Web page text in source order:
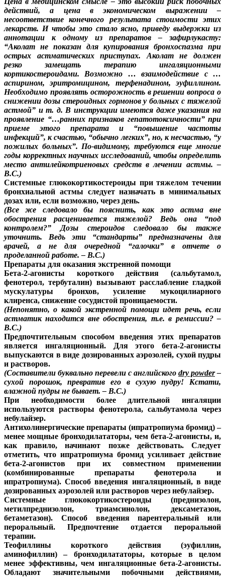
действий, а цена в экономическом выражении –
несоответствие конечного результата стоимости этих
лекарств. И чтобы это стало ясно, приведу выдержки из
аннотации к одному из препаратов – зафирлукасту:
“Аколат не показан для купирования бронхоспазма при
острых астматических приступах. Аколат не должен
резко замещать терапию ингаляционными
кортикостероидами. Возможно … взаимодействие с …
аспирином, эритромицином, терфенадином, эуфиллином.
Необходимо проявлять осторожность в решении вопроса о
снижении дозы стероидных гормонов у больных с тяжелой
астмой” и т. д. В инструкции имеются даже указания на
проявление “…ранних признаков гепатотоксичности” при
приеме этого препарата и “повышение частоты
инфекций”, к счастью, “обычно легких”, но, к несчастью, “у
пожилых больных”. По-видимому, требуются еще многие
годы корректных научных исследований, чтобы определить
место антилейкотриеновых средств в лечении астмы. –
В.С.)
Системные глюкокортикостероиды при тяжелом течении
бронхиальной астмы следует назначать в минимальных
дозах или, если возможно, через день.
(Все же следовало бы пояснить, как это астма вне
обострения расценивается тяжелой? Ведь она “под
контролем?” Дозы стероидов следовало бы также
уточнить. Ведь эти “стандарты” предназначены для
врачей, а не для очередной “галочки” в отчете о
проделанной работе. – В.С.)
Препараты для оказания экстренной помощи
Бета-2-агонисты короткого действия (сальбутамол,
фенотерол, тербуталин) вызывают расслабление гладкой
мускулатуры бронхов, усиление мукоцилиарного
клиренса, снижение сосудистой проницаемости.
(Непонятно, о какой экстренной помощи идет речь, если
астматик находится вне обострения, т.е. в ремиссии? –
В.С.)
Предпочтительным способом введения этих препаратов
является ингаляционный. Для этого бета-2-агонисты
выпускаются в виде дозированных аэрозолей, сухой пудры
и растворов.
(Составители буквально перевели с английского dry powder–
сухой порошок, превратив его в сухую пудру! Кстати,
влажной пудры не бывает. – В.С.)
При необходимости более длительной ингаляции
используются растворы фенотерола, сальбутамола через
небулайзер.
Антихолинергические препараты (ипратропиума бромид) –
менее мощные бронходилататоры, чем бета-2-агонисты, и,
как правило, начинают позже действовать. Следует
отметить, что ипратропиума бромид усиливает действие
бета-2-агонистов при их совместном применении
(комбинированные препараты фенотерола и
ипратропиума). Способ введения ингаляционный, в виде
дозированных аэрозолей или растворов через небулайзер.
Системные глюкокортикостероиды (преднизолон,
метилпреднизолон, триамсинолон, дексаметазон,
бетаметазон). Способ введения парентеральный или
пероральный. Предпочтение отдается пероральной
терапии.
Теофиллины короткого действия (эуфиллин,
аминофиллин) – бронходилататоры, которые в целом
менее эффективны, чем ингаляционные бета-2-агонисты.
Обладают значительными побочными действиями,